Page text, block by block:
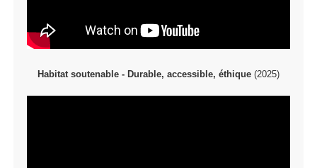
Habitat soutenable - Durable, accessible, éthique (2025)